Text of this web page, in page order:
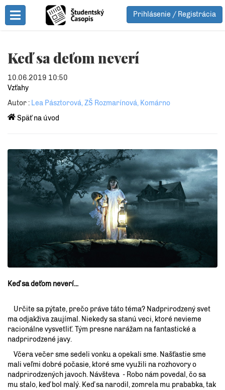
Toggle Menu
Prihlásenie / Registrácia
Keď sa deťom neverí
10.06.2019 10:50
Vzťahy
Autor : Lea Pásztorová, ZŠ Rozmarínová, Komárno
Späť na úvod
Keď sa deťom neverí...
Určite sa pýtate, prečo práve táto téma? Nadprirodzený svet
ma odjakživa zaujímal. Niekedy sa stanú veci, ktoré nevieme
racionálne vysvetliť. Tým presne narážam na fantastické a
nadprirodzené javy.
Včera večer sme sedeli vonku a opekali sme. Našťastie sme
mali veľmi dobré počasie, ktoré sme využili na rozhovory o
nadprirodzených javoch. Návšteva - Robo nám povedal, čo sa
mu stalo, keď bol malý. Keď sa narodil, zomrela mu prababka, tak